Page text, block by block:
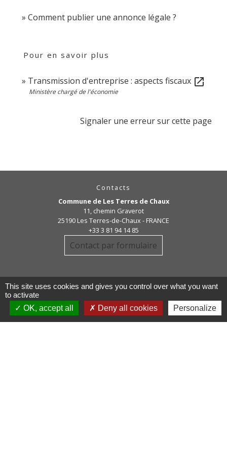
Comment publier une annonce légale ?
Pour en savoir plus
Transmission d'entreprise : aspects fiscaux open_in_new
Ministère chargé de l'économie
Signaler une erreur sur cette page
Contacts
Commune de Les Terres de Chaux
11, chemin Graverot
25190 Les Terres-de-Chaux - FRANCE
+33 3 81 94 14 85
Contact par formulaire
Liens
This site uses cookies and gives you control over what you want
to activate
OK, accept all
Deny all cookies Personalize